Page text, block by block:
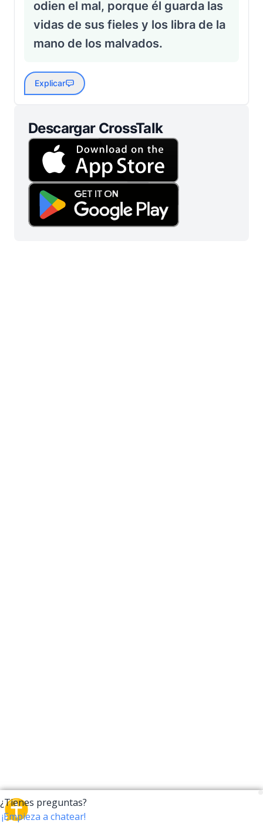
odien el mal, porque él guarda las
vidas de sus fieles y los libra de la
mano de los malvados.
Explicar
Descargar CrossTalk